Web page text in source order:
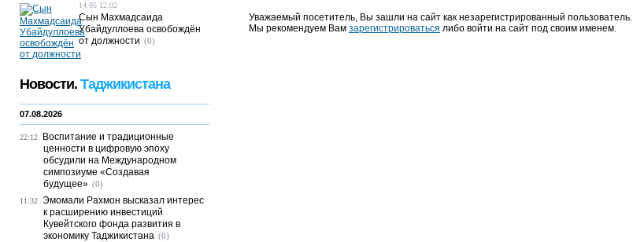
Уважаемый посетитель, Вы зашли на сайт как незарегистрированный пользователь.
Мы рекомендуем Вам зарегистрироваться либо войти на сайт под своим именем.
14.05 12:02
Сын Махмадсаида
Убайдуллоева освобождён
от должности (0)
Новости. Таджикистана
07.08.2026
22:12
Воспитание и традиционные
ценности в цифровую эпоху
обсудили на Международном
симпозиуме «Создавая
будущее» (0)
11:32 Эмомали Рахмон высказал интерес
к расширению инвестиций
Кувейтского фонда развития в
экономику Таджикистана (0)